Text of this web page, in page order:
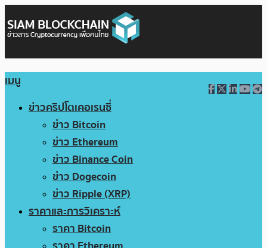
เมนู
ข่าวคริปโตเคอเรนซี่
ข่าว Bitcoin
ข่าว Ethereum
ข่าว Binance Coin
ข่าว Dogecoin
ข่าว Ripple (XRP)
ราคาและการวิเคราะห์
ราคา Bitcoin